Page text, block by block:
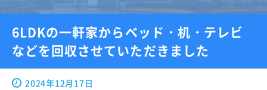
6LDKの一軒家からベッド・机・テレビ
などを回収させていただきました
2024年12月17日